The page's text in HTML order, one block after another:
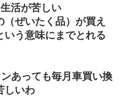
活が苦しい
ぜいたく品）が買え
いう意味にまでとれる
あっても毎月車買い換
しいわ